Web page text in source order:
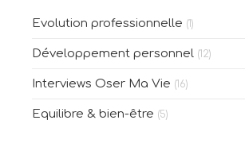
Evolution professionnelle (1)
Développement personnel (12)
Interviews Oser Ma Vie (16)
Equilibre & bien-être (5)